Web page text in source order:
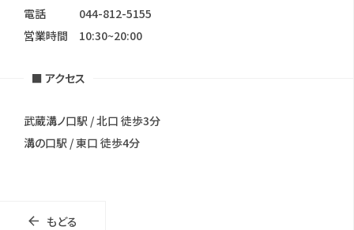
電話
044-812-5155
営業時間
10:30~20:00
■ アクセス
武蔵溝ノ口駅 / 北口 徒歩3分
溝の口駅 / 東口 徒歩4分
もどる